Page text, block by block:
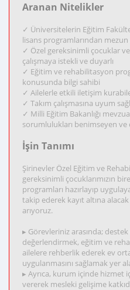
Aranan Nitelikler
✓ Üniversitelerin Eğitim
lisans programlarından
✓ Özel gereksinimli çocuklar
çalışmaya istekli ve duyarlı
✓ Eğitim ve rehabilitasyon
konusunda bilgi sahibi
✓ Ailelerle etkili iletişim
✓ Takım çalışmasına uyum
✓ Milli Eğitim Bakanlığı
sorumlulukları benimseyen ve
İşin Tanımı
Şirinevler Özel Eğitim ve
gereksinimli çocuklarımızın
programları hazırlayıp
takip ederek kayıt altına
arıyoruz.
▸ Görevleriniz arasında;
değerlendirmek, eğitim ve
ailelere rehberlik ederek ev
uygulanmasını sağlamak yer
▸ Ayrıca, kurum içinde hizmet
vererek mesleki gelişime